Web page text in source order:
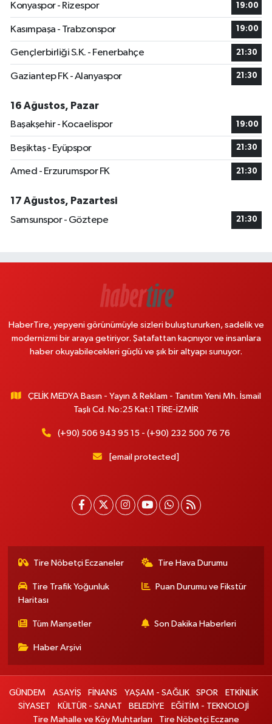
Konyaspor - Rizespor
19:00
Kasımpaşa - Trabzonspor 19:00
Gençlerbirliği S.K. - Fenerbahçe 21:30
Gaziantep FK - Alanyaspor 21:30
16 Ağustos, Pazar
Başakşehir - Kocaelispor
19:00
Beşiktaş - Eyüpspor 21:30
Amed - Erzurumspor FK 21:30
17 Ağustos, Pazartesi
Samsunspor - Göztepe
21:30
HaberTire, yepyeni görünümüyle sizleri buluştururken, sadelik ve
modernizmi bir araya getiriyor. Şatafattan kaçınıyor ve insanlara
haber okuyabilecekleri güçlü ve şık bir altyapı sunuyor.
ÇELİK MEDYA Basın - Yayın & Reklam - Tanıtım Yeni Mh. İsmail
Taşlı Cd. No:25 Kat:1 TİRE-İZMİR
(+90) 506 943 95 15 - (+90) 232 500 76 76
[email protected]
Tire Nöbetçi Eczaneler Tire Hava Durumu
Tire Trafik Yoğunluk
Haritası
Puan Durumu ve Fikstür
Tüm Manşetler Son Dakika Haberleri
Haber Arşivi
GÜNDEM ASAYİŞ FİNANS YAŞAM - SAĞLIK SPOR
ETKİNLİK
SİYASET
KÜLTÜR - SANAT BELEDİYE
EĞİTİM - TEKNOLOJİ
Tire Mahalle ve Köy Muhtarları
Tire Nöbetçi Eczane